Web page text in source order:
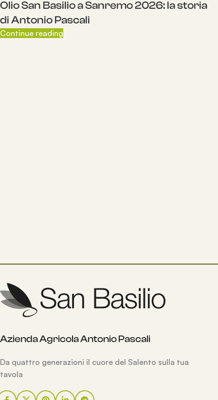
Olio San Basilio a Sanremo 2026: la storia
di Antonio Pascali
Continue reading
Azienda Agricola Antonio Pascali
Da quattro generazioni il cuore del Salento sulla tua
tavola